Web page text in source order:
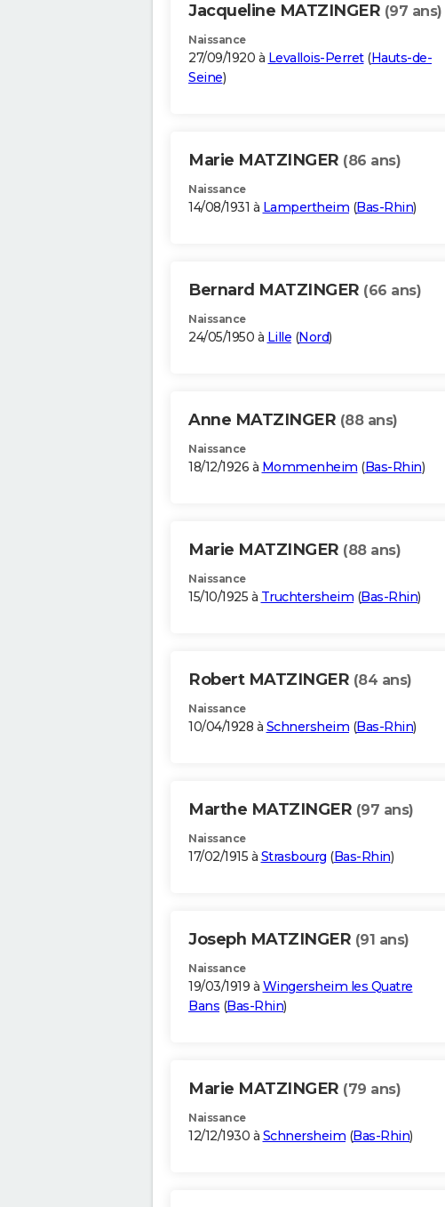
Jacqueline MATZINGER (97 ans)
Naissance
27/09/1920 à Levallois-Perret(Hauts-de-
Seine)
Marie MATZINGER (86 ans)
Naissance
14/08/1931 à Lampertheim (Bas-Rhin)
Bernard MATZINGER (66 ans)
Naissance
24/05/1950 à Lille (Nord)
Anne MATZINGER (88 ans)
Naissance
18/12/1926 à Mommenheim (Bas-Rhin)
Marie MATZINGER (88 ans)
Naissance
15/10/1925 à Truchtersheim (Bas-Rhin)
Robert MATZINGER (84 ans)
Naissance
10/04/1928 à Schnersheim (Bas-Rhin)
Marthe MATZINGER (97 ans)
Naissance
17/02/1915 à Strasbourg (Bas-Rhin)
Joseph MATZINGER (91 ans)
Naissance
19/03/1919 à Wingersheim les Quatre
Bans (Bas-Rhin)
Marie MATZINGER (79 ans)
Naissance
12/12/1930 à Schnersheim (Bas-Rhin)